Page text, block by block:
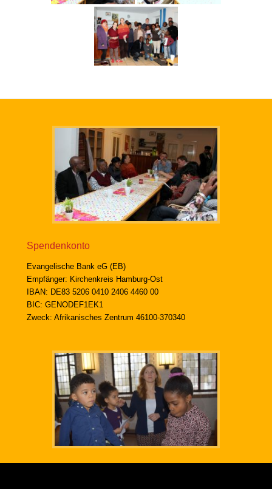
Spendenkonto
Evangelische Bank eG (EB)
Empfänger: Kirchenkreis Hamburg-Ost
IBAN: DE83 5206 0410 2406 4460 00
BIC: GENODEF1EK1
Zweck: Afrikanisches Zentrum 46100-370340